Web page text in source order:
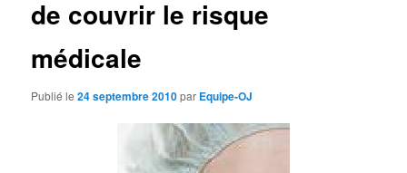
e
t
i
c
de couvrir le risque
médicale
Publié le24 septembre 2010par Equipe-OJ